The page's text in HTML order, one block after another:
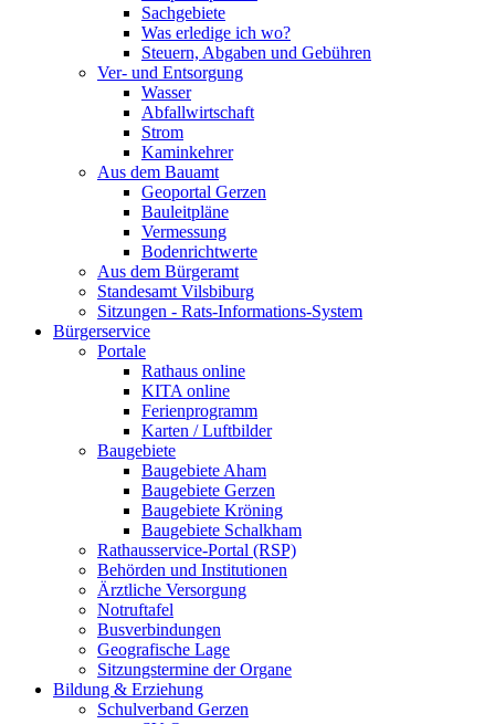
Sachgebiete
Was erledige ich wo?
Steuern, Abgaben und Gebühren
Ver- und Entsorgung
Wasser
Abfallwirtschaft
Strom
Kaminkehrer
Aus dem Bauamt
Geoportal Gerzen
Bauleitpläne
Vermessung
Bodenrichtwerte
Aus dem Bürgeramt
Standesamt Vilsbiburg
Sitzungen - Rats-Informations-System
Bürgerservice
Portale
Rathaus online
KITA online
Ferienprogramm
Karten / Luftbilder
Baugebiete
Baugebiete Aham
Baugebiete Gerzen
Baugebiete Kröning
Baugebiete Schalkham
Rathausservice-Portal (RSP)
Behörden und Institutionen
Ärztliche Versorgung
Notruftafel
Busverbindungen
Geografische Lage
Sitzungstermine der Organe
Bildung & Erziehung
Schulverband Gerzen